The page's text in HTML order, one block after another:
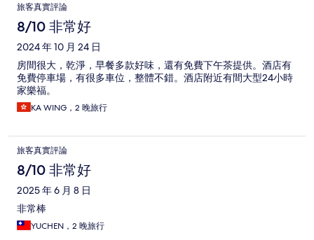
旅客真實評論
8/10 非常好
2024 年 10 月 24 日
房間很大，乾淨，早餐多款好味，還有免費下午茶提供。酒店有
免費停車場，有很多車位，整體不錯。酒店附近有間大型24小時
家樂福。
KA WING，2 晚旅行
旅客真實評論
8/10 非常好
2025 年 6 月 8 日
非常棒
YUCHEN，2 晚旅行